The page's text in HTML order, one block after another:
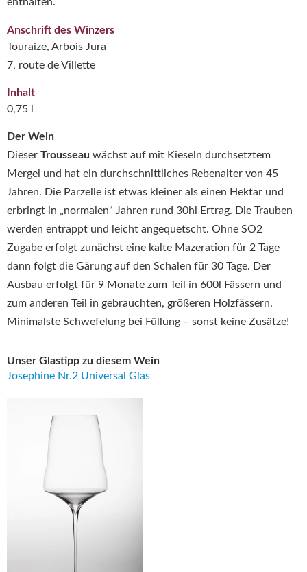
Der Wein
Dieser Trousseau wächst auf mit Kieseln durchsetztem
Mergel und hat ein durchschnittliches Rebenalter von 45
Jahren. Die Parzelle ist etwas kleiner als einen Hektar und
erbringt in „normalen“ Jahren rund 30hl Ertrag. Die Trauben
werden entrappt und leicht angequetscht. Ohne SO2
Zugabe erfolgt zunächst eine kalte Mazeration für 2 Tage
dann folgt die Gärung auf den Schalen für 30 Tage. Der
Ausbau erfolgt für 9 Monate zum Teil in 600l Fässern und
zum anderen Teil in gebrauchten, größeren Holzfässern.
Minimalste Schwefelung bei Füllung – sonst keine Zusätze!
Unser Glastipp zu diesem Wein
Josephine Nr.2 Universal Glas
Anschrift des Winzers
Touraize, Arbois Jura
7, route de Villette
Inhalt
0,75 l